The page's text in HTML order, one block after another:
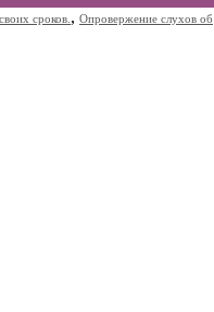
сроков. , Опровержение слухов об